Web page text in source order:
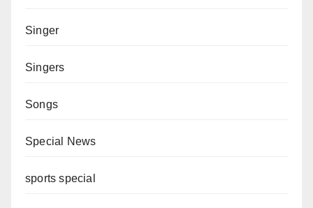
Singer
Singers
Songs
Special News
sports special